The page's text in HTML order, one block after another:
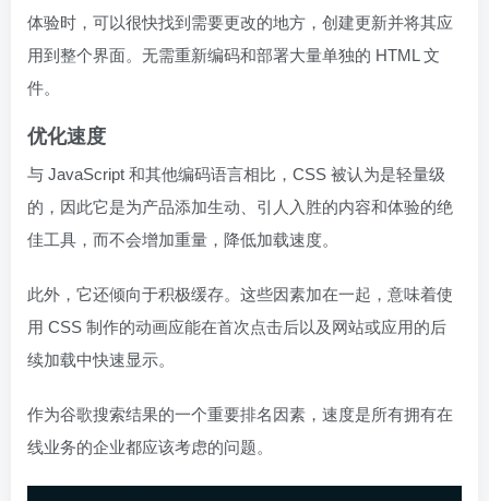
体验时，可以很快找到需要更改的地方，创建更新并将其应
用到整个界面。无需重新编码和部署大量单独的 HTML 文
件。
优化速度
与 JavaScript 和其他编码语言相比，CSS 被认为是轻量级
的，因此它是为产品添加生动、引人入胜的内容和体验的绝
佳工具，而不会增加重量，降低加载速度。
此外，它还倾向于积极缓存。这些因素加在一起，意味着使
用 CSS 制作的动画应能在首次点击后以及网站或应用的后
续加载中快速显示。
作为谷歌搜索结果的一个重要排名因素，速度是所有拥有在
线业务的企业都应该考虑的问题。